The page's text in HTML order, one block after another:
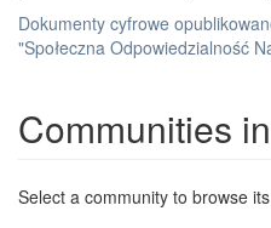
Dokumenty cyfrowe
"Społeczna Odpowiedzialność
Communities
Select a community to browse